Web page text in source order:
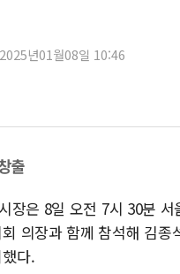
민주당, 오
뉴욕증시, 고
미 연준 매파
2025년01월08일 10:46
출
은 8일 오전 7시 30분
의장과 함께 참석해 김
다.